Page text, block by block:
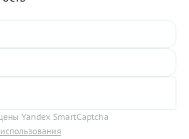
Yandex SmartCaptcha